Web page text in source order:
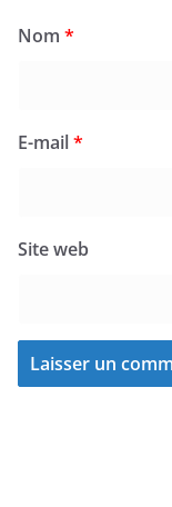
Nom *
E-mail*
Site web